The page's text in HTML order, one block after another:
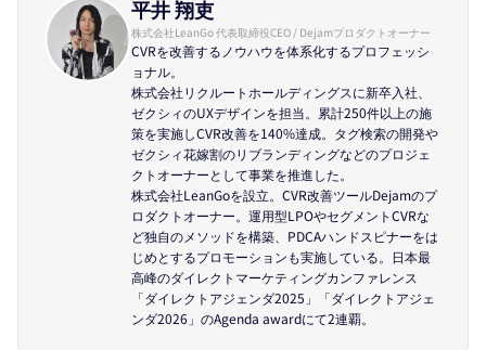
平井 翔吏
株式会社LeanGo 代表取締役CEO / Dejamプロダクトオーナー
CVRを改善するノウハウを体系化するプロフェッシ
ョナル。
株式会社リクルートホールディングスに新卒入社、
ゼクシィのUXデザインを担当。累計250件以上の施
策を実施しCVR改善を140%達成。タグ検索の開発や
ゼクシィ花嫁割のリブランディングなどのプロジェ
クトオーナーとして事業を推進した。
株式会社LeanGoを設立。CVR改善ツールDejamのプ
ロダクトオーナー。運用型LPOやセグメントCVRな
ど独自のメソッドを構築、PDCAハンドスピナーをは
じめとするプロモーションも実施している。日本最
高峰のダイレクトマーケティングカンファレンス
「ダイレクトアジェンダ2025」「ダイレクトアジェ
ンダ2026」のAgenda awardにて2連覇。